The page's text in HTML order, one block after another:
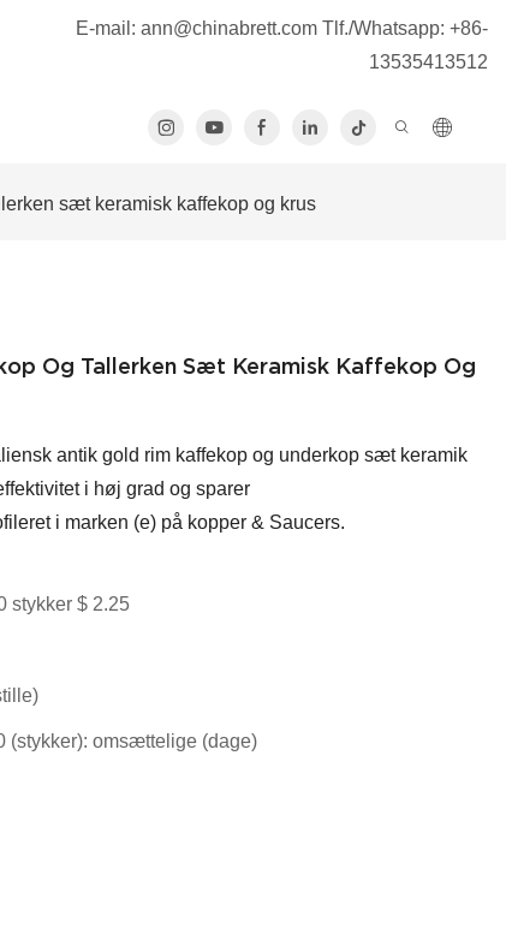
E-mail: ann@chinabrett.com Tlf./Whatsapp: +86-
13535413512
sæt keramisk kaffekop og krus
Og Tallerken Sæt Keramisk Kaffekop Og
antik gold rim kaffekop og underkop sæt keramik
i høj grad og sparer
i marken (e) på kopper & Saucers.
stykker $ 2.25
(stykker): omsættelige (dage)